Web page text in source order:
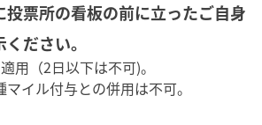
投票所の看板の前に立ったご自身
ださい。
用（2日以下は不可)。
イル付与との併用は不可。